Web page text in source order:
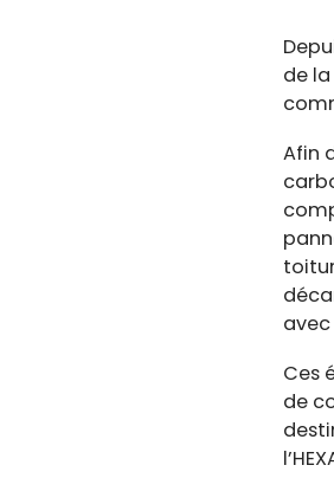
de
Afin
Ces
de